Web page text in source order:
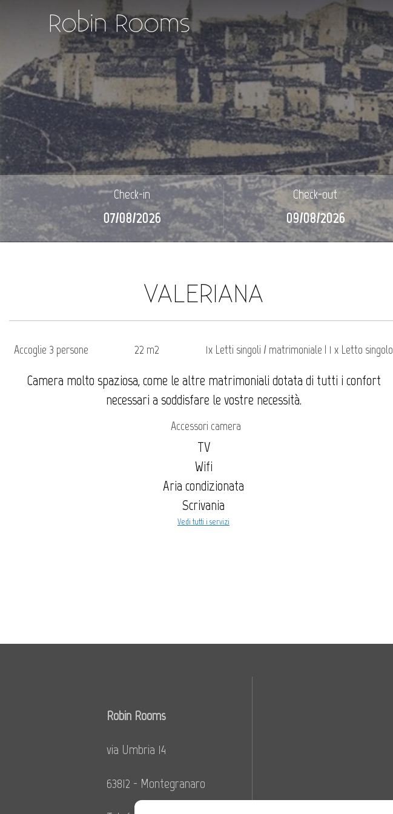
Robin Rooms
Check-in Check-out
VALERIANA
Accoglie 3 persone 22 m2 1x Letti singoli / matrimoniale | 1 x Letto singolo
Camera molto spaziosa, come le altre matrimoniali dotata di tutti i confort
necessari a soddisfare le vostre necessità.
Accessori camera
TV
Wifi
Aria condizionata
Scrivania
Vedi tutti i servizi
Robin Rooms
via Umbria 14
63812 - Montegranaro